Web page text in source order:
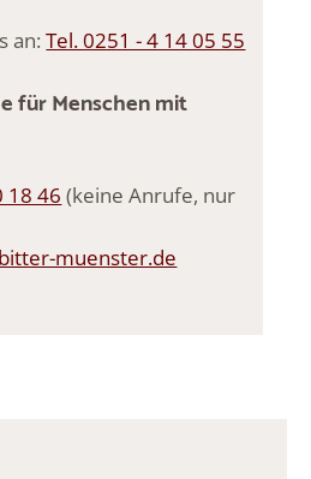
an:Tel. 0251 - 4 14 05 55
für Menschen mit
18 46 (keine Anrufe, nur
muenster.de